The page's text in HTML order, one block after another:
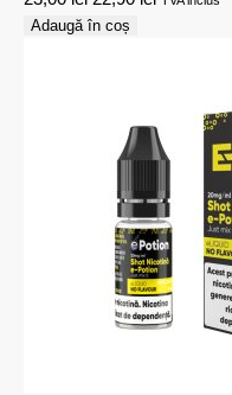
Adaugă în coș